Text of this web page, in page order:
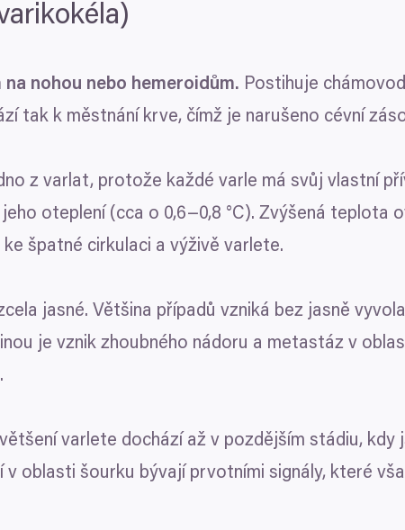
abychom vám mohli nabízet personalizované reklamy a
produktů. Máte možnosti ohledně toho, kdo vaše údaje
poloze, které mohou být přesné na několik metrů
skenování pro konkrétní charakteristiky (otisk prstu)
údaje, a nastavte si předvolby v části s podrobnostmi
sociálních médií a analýze naší návštěvnosti využíváme
se svými partnery pro sociální média, inzerci a analýzy.
které jste jim poskytli nebo které získali v důsledku toho, že
Statistické
Povolit výběr
nohou nebo hemeroidům. Postihuje
tak k městnání krve, čímž je narušeno cévní
z varlat, protože každé varle má svůj vlastní
oteplení (cca o 0,6−0,8 °C). Zvýšená teplota
špatné cirkulaci a výživě varlete.
jasné. Většina případů vzniká bez jasně
je vznik zhoubného nádoru a metastáz v
varlete dochází až v pozdějším stádiu, kdy
oblasti šourku bývají prvotními signály, které